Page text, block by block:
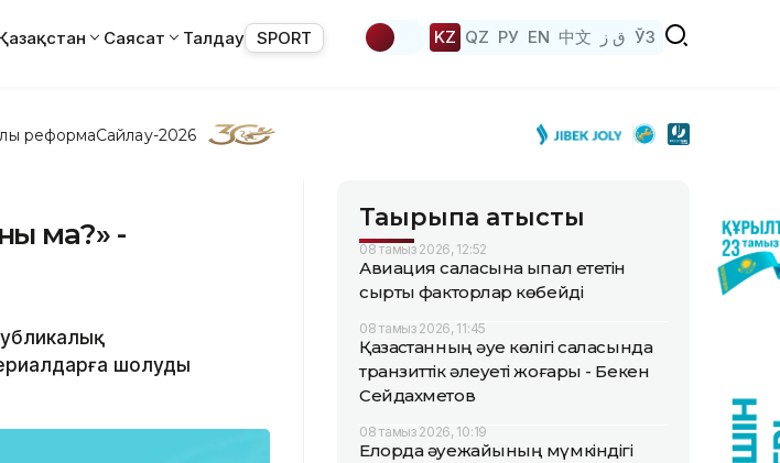
Саясат Талдау SPORT KZ QZ РУ EN 中文 ق ز ЎЗ
реформаСайлау-2026
ма?» -
шолуды
Тақырыпқа қатысты
08 тамыз 2026, 12:52
Авиация саласына ықпал ететін
сыртқы факторлар көбейді
08 тамыз 2026, 11:45
Қазақстанның әуе көлігі саласында
транзиттік әлеуеті жоғары - Бекен
Сейдахметов
08 тамыз 2026, 10:19
Елорда әуежайының мүмкіндігі